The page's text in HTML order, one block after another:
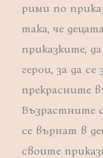
рими по
така, че
приказките,
герои, за да
прекрасните
Възрастните
се върнат в
своите